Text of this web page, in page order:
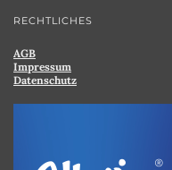
RECHTLICHES
AGB
Impressum
Datenschutz